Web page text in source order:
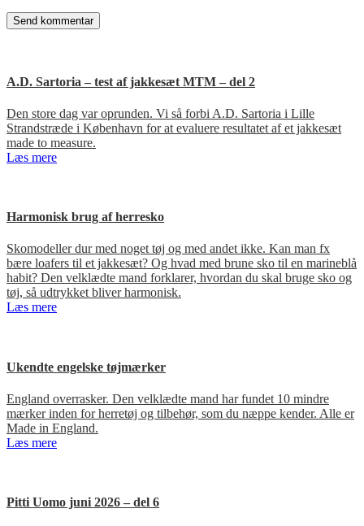
A.D. Sartoria – test af jakkesæt MTM – del 2
Den store dag var oprunden. Vi så forbi A.D. Sartoria i Lille
Strandstræde i København for at evaluere resultatet af et jakkesæt
made to measure.
Læs mere
Harmonisk brug af herresko
Skomodeller dur med noget tøj og med andet ikke. Kan man fx
bære loafers til et jakkesæt? Og hvad med brune sko til en marineblå
habit? Den velklædte mand forklarer, hvordan du skal bruge sko og
tøj, så udtrykket bliver harmonisk.
Læs mere
Ukendte engelske tøjmærker
England overrasker. Den velklædte mand har fundet 10 mindre
mærker inden for herretøj og tilbehør, som du næppe kender. Alle er
Made in England.
Læs mere
Pitti Uomo juni 2026 – del 6